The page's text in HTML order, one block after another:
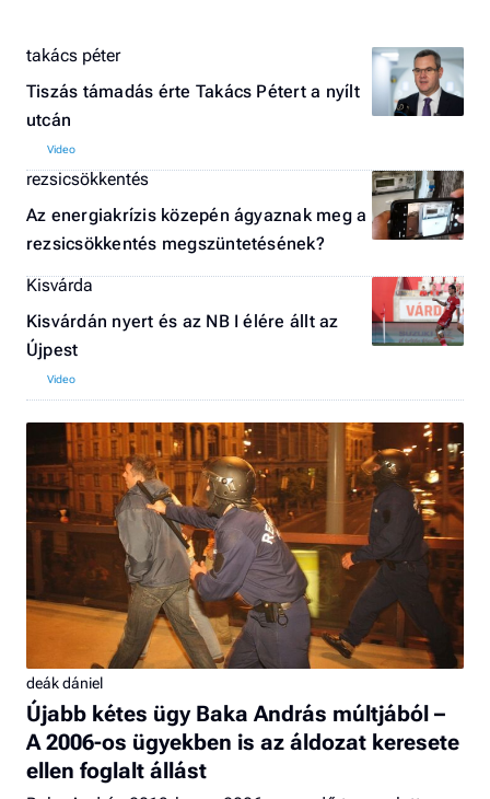
takács péter
Tiszás támadás érte Takács Pétert a nyílt
utcán
rezsicsökkentés
Az energiakrízis közepén ágyaznak meg a
rezsicsökkentés megszüntetésének?
Kisvárda
Kisvárdán nyert és az NB I élére állt az
Újpest
deák dániel
Újabb kétes ügy Baka András múltjából –
A 2006-os ügyekben is az áldozat keresete
ellen foglalt állást